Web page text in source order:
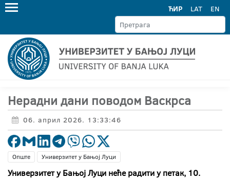
ЋИР LAT EN
Нерадни дани поводом Васкрса
06. април 2026. 13:33:46
Опште Универзитет у Бањој Луци
Универзитет у Бањој Луци неће радити у петак, 10.